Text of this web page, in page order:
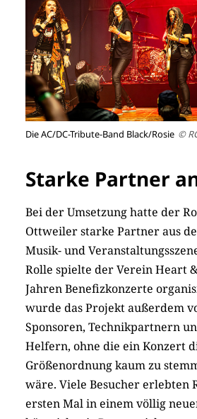
Die AC/DC-Tribute-Band Black/Rosie ©
Starke Partner
Bei der Umsetzung hatte der
Ottweiler starke Partner aus
Musik- und
Rolle spielte der Verein Heart
Jahren Benefizkonzerte
wurde das Projekt außerdem
Sponsoren, Technikpartnern
Helfern, ohne die ein Konzert
Größenordnung kaum zu
wäre. Viele Besucher erlebten
ersten Mal in einem völlig